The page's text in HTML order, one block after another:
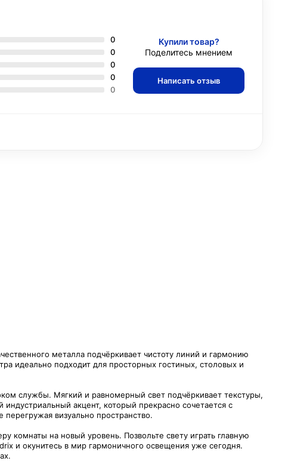
0
0
0
0
0
Купили товар?
Поделитесь мнением
Написать отзыв
металла подчёркивает чистоту линий и гармонию
идеально подходит для просторных гостиных, столовых и
службы. Мягкий и равномерный свет подчёркивает текстуры,
акцент, который прекрасно сочетается с
визуально пространство.
комнаты на новый уровень. Позвольте свету играть главную
и окунитесь в мир гармоничного освещения уже сегодня.